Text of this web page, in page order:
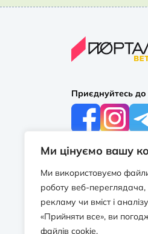
Ми цінуємо вашу
Ми використовуємо
роботу веб-
рекламу чи вміст і
«Прийняти все», ви
файлів cookie.
Приєднуйтесь до
З усіх питань:
+38 097 244 16 56
Працюємо в будні
З приводу